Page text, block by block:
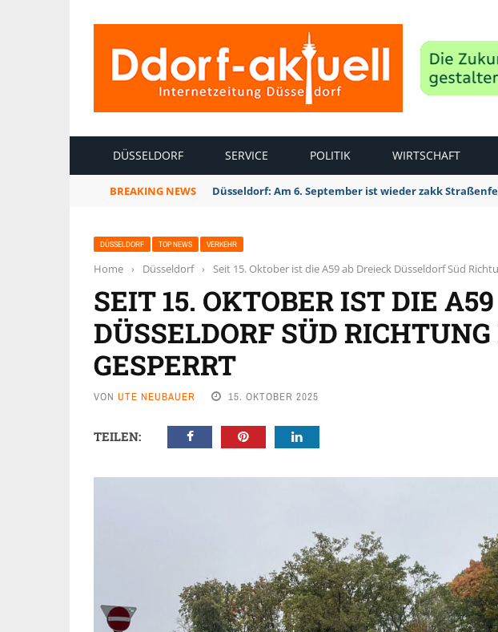
DÜSSELDORF SERVICE POLITIK WIRTSCHAFT
BREAKING NEWS Düsseldorf: Am 6. September ist wieder zakk
DÜSSELDORF TOP NEWS VERKEHR
Home › Düsseldorf › Seit 15. Oktober ist die A59 ab Dreieck Düsseldorf Süd
SEIT 15. OKTOBER IST DIE
DÜSSELDORF SÜD
GESPERRT
VON UTE NEUBAUER 15. OKTOBER 2025
TEILEN: